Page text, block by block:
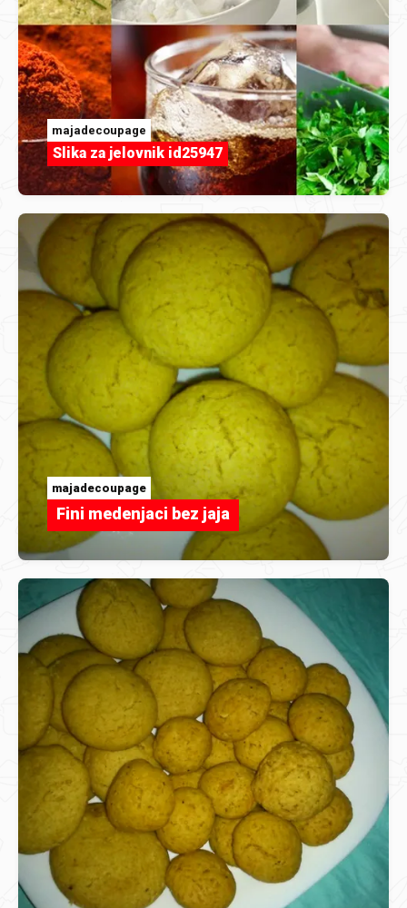
majadecoupage
Slika za jelovnik id25947
majadecoupage
Fini medenjaci bez jaja